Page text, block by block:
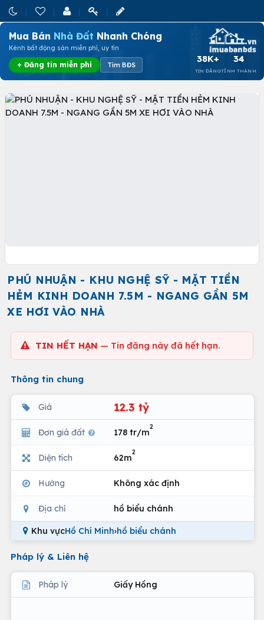
Mua Bán Nhà Đất Nhanh Chóng
Kênh bất động sản miễn phí, uy tín
+ Đăng tin miễn phí Tìm BĐS
38K+
TIN ĐĂNG
34
TỈNH THÀNH
PHÚ NHUẬN - KHU NGHỆ SỸ - MẶT TIỀN
HẺM KINH DOANH 7.5M - NGANG GẦN 5M
XE HƠI VÀO NHÀ
TIN HẾT HẠN — Tin đăng này đã hết hạn.
Thông tin chung
Giá 12.3 tỷ
Đơn giá đất 178 tr/m
2
Diện tích 62m
2
Hướng Không xác định
Địa chỉ hồ biểu chánh
Khu vựcHồ Chí Minh›hồ biểu chánh
Pháp lý & Liên hệ
Pháp lý Giấy Hồng